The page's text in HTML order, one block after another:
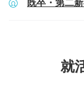
既卒・第二
就